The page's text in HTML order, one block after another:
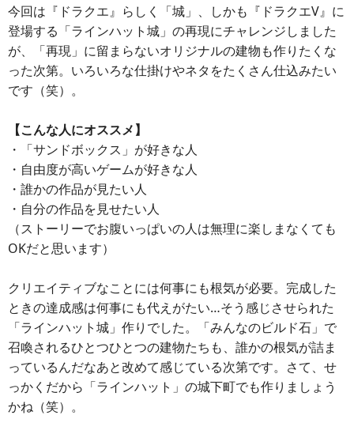
今回は『ドラクエ』らしく「城」、しかも『ドラクエV』に
登場する「ラインハット城」の再現にチャレンジしました
が、「再現」に留まらないオリジナルの建物も作りたくな
った次第。いろいろな仕掛けやネタをたくさん仕込みたい
です（笑）。
【こんな人にオススメ】
・「サンドボックス」が好きな人
・自由度が高いゲームが好きな人
・誰かの作品が見たい人
・自分の作品を見せたい人
（ストーリーでお腹いっぱいの人は無理に楽しまなくても
OKだと思います）
クリエイティブなことには何事にも根気が必要。完成した
ときの達成感は何事にも代えがたい…そう感じさせられた
「ラインハット城」作りでした。「みんなのビルド石」で
召喚されるひとつひとつの建物たちも、誰かの根気が詰ま
っているんだなあと改めて感じている次第です。さて、せ
っかくだから「ラインハット」の城下町でも作りましょう
かね（笑）。